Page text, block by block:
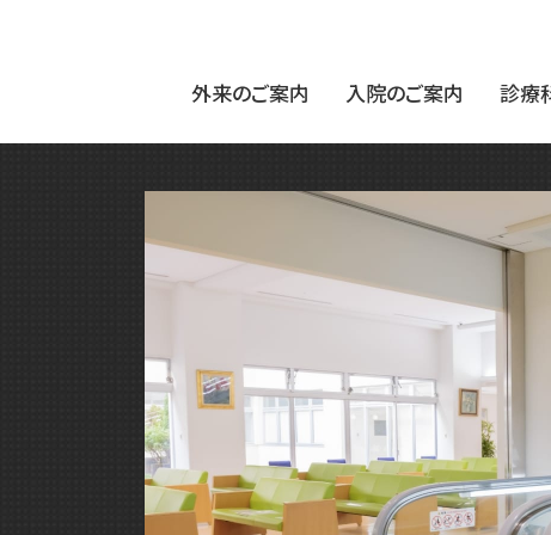
外来のご案内 入院のご案内 診療